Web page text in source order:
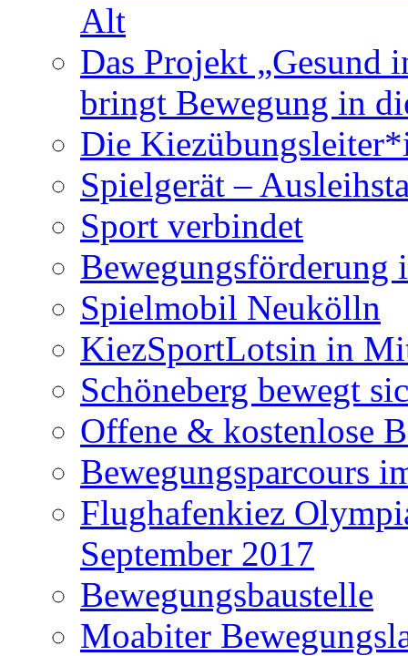
Alt
Das Projekt
bringt Bewegung in
Die
Spielgerät –
Sport verbindet
Bewegungsförderung
Spielmobil Neukölln
KiezSportLotsin in
Schöneberg bewegt
Offene & kostenlose
Bewegungsparcours
Flughafenkiez
September 2017
Bewegungsbaustelle
Moabiter